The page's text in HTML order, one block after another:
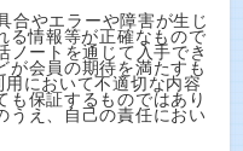
合やエラーや障害が生じ
る情報等が正確なもので
ノートを通じて入手でき
が会員の期待を満たすも
において不適切な内容
も保証するものではあり
うえ、自己の責任におい